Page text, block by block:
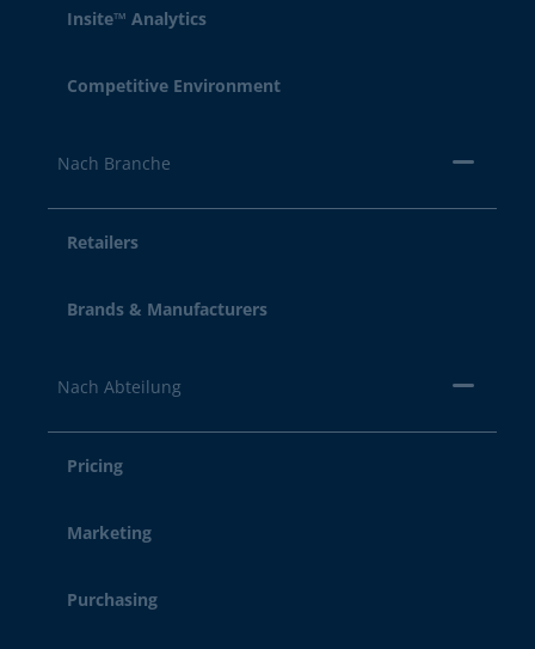
Insite™ Analytics
Competitive Environment
Nach Branche
Retailers
Brands & Manufacturers
Nach Abteilung
Pricing
Marketing
Purchasing